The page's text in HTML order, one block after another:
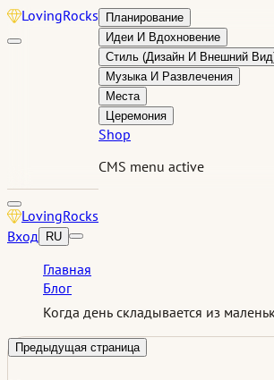
LovingRocks
Планирование
Идеи И Вдохновение
Стиль (Дизайн И Внешний
Музыка И Развлечения
Места
Церемония
Shop
CMS menu active
LovingRocks
Вход RU
Главная
Блог
Когда день складывается из
Предыдущая страница